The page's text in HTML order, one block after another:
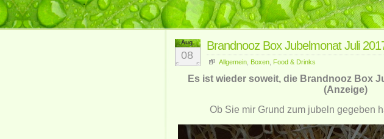
Aug.
08
Brandnooz Box Jubelmonat Juli
Allgemein Boxen Food & Drinks
Es ist wieder soweit, die Brandnooz Box
(Anzeige)
Ob Sie mir Grund zum jubeln gegeben